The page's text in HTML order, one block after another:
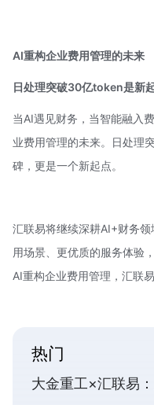
AI重构企业费用管理的未来
日处理突破30亿token是新
当AI遇见财务，当智能融入
业费用管理的未来。日处理
碑，更是一个新起点。
汇联易将继续深耕AI+财务
用场景、更优质的服务体验
AI重构企业费用管理，汇联易
热门
大金重工×汇联易